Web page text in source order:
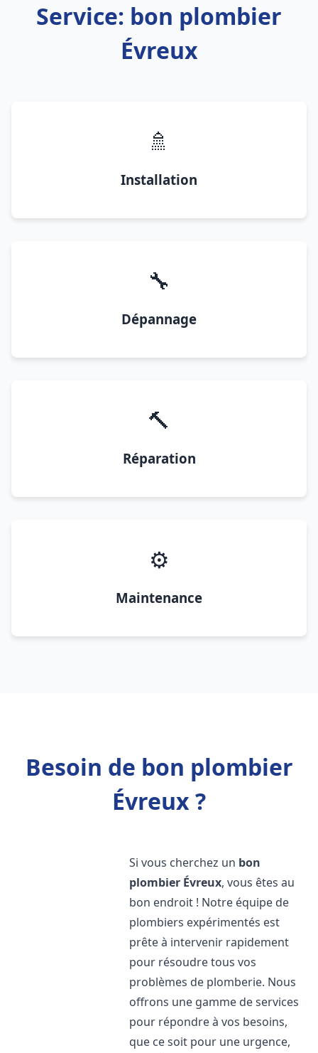
Service: bon plombier
Évreux
🚿
Installation
🔧
Dépannage
🔨
Réparation
⚙️
Maintenance
Besoin de bon plombier
Évreux ?
Si vous cherchez un bon
plombier Évreux, vous êtes au
bon endroit ! Notre équipe de
plombiers expérimentés est
prête à intervenir rapidement
pour résoudre tous vos
problèmes de plomberie. Nous
offrons une gamme de services
pour répondre à vos besoins,
que ce soit pour une urgence,